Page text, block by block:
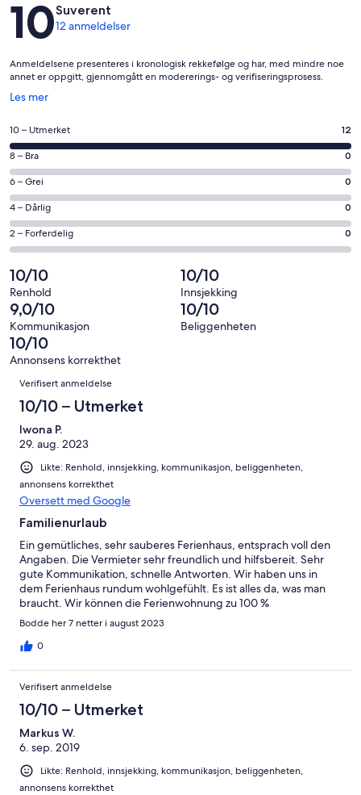
10Suverent
12 anmeldelser
Anmeldelsene presenteres i kronologisk rekkefølge og har, med mindre noe
annet er oppgitt, gjennomgått en modererings- og verifiseringsprosess.
Les mer
Åpnes
et
vindu
Rangering
på
10
−
Utmerket.
12
av
totalt
12
anmeldelser.
10 – Utmerket 12
Rangering
på
8
−
Bra.
0
av
totalt
12
anmeldelser.
8 – Bra 0
Rangering
på
6
−
Grei.
0
av
totalt
12
anmeldelser.
6 – Grei 0
Rangering
på
4
Dårlig.
0
av
totalt
12
anmeldelser.
4 – Dårlig 0
Rangering
på
2
−
Forferdelig.
0
av
totalt
12
anmeldelser.
2 – Forferdelig 0
10/10
Renhold
10/10
Innsjekking
9,0/10
Kommunikasjon
10/10
Beliggenheten
10/10
Annonsens korrekthet
Anmeldelser
Verifisert anmeldelse
10/10 – Utmerket
Iwona P.
29. aug. 2023
Likte: Renhold, innsjekking, kommunikasjon, beliggenheten,
annonsens korrekthet
Oversett med Google
Familienurlaub
Ein gemütliches, sehr sauberes Ferienhaus, entsprach voll den
Angaben. Die Vermieter sehr freundlich und hilfsbereit. Sehr
gute Kommunikation, schnelle Antworten. Wir haben uns in
dem Ferienhaus rundum wohlgefühlt. Es ist alles da, was man
braucht. Wir können die Ferienwohnung zu 100 %
weiterempfehlen.
Bodde her 7 netter i august 2023
0
Verifisert anmeldelse
10/10 – Utmerket
Markus W.
6. sep. 2019
Likte: Renhold, innsjekking, kommunikasjon, beliggenheten,
annonsens korrekthet